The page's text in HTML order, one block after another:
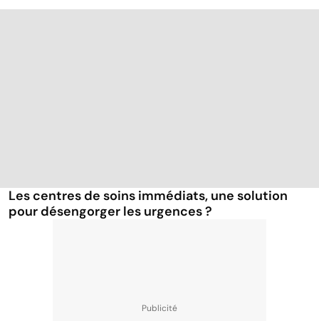
Les centres de soins immédiats, une solution
pour désengorger les urgences ?